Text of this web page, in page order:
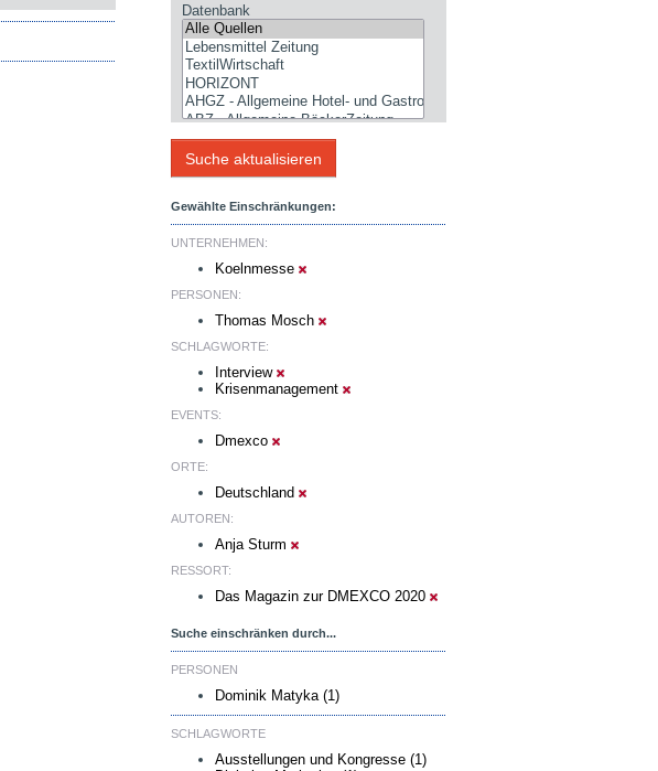
Datenbank
Gewählte Einschränkungen:
UNTERNEHMEN:
Koelnmesse
PERSONEN:
Thomas Mosch
SCHLAGWORTE:
Interview
Krisenmanagement
EVENTS:
Dmexco
ORTE:
Deutschland
AUTOREN:
Anja Sturm
RESSORT:
Das Magazin zur DMEXCO 2020
Suche einschränken durch...
PERSONEN
Dominik Matyka (1)
SCHLAGWORTE
Ausstellungen und Kongresse (1)